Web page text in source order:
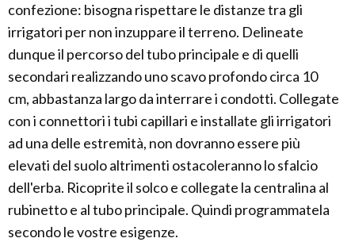
confezione: bisogna rispettare le distanze tra gli
irrigatori per non inzuppare il terreno. Delineate
dunque il percorso del tubo principale e di quelli
secondari realizzando uno scavo profondo circa 10
cm, abbastanza largo da interrare i condotti. Collegate
con i connettori i tubi capillari e installate gli irrigatori
ad una delle estremità, non dovranno essere più
elevati del suolo altrimenti ostacoleranno lo sfalcio
dell'erba. Ricoprite il solco e collegate la centralina al
rubinetto e al tubo principale. Quindi programmatela
secondo le vostre esigenze.